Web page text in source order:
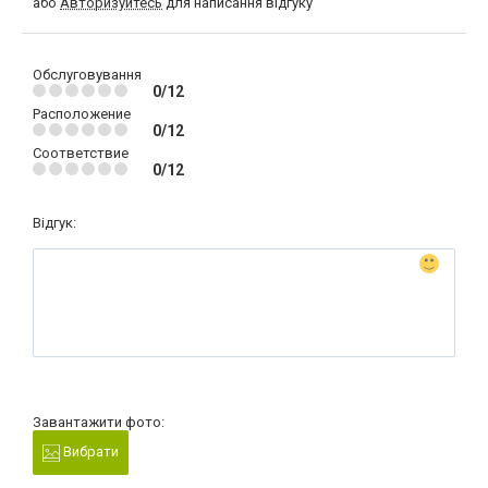
Обслуговування
0/12
Расположение
0/12
Соответствие
0/12
Відгук:
Завантажити фото:
Вибрати